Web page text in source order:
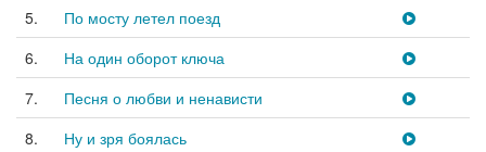
5.
По мосту летел поезд
6.
На один оборот ключа
7.
Песня о любви и ненависти
8.
Ну и зря боялась